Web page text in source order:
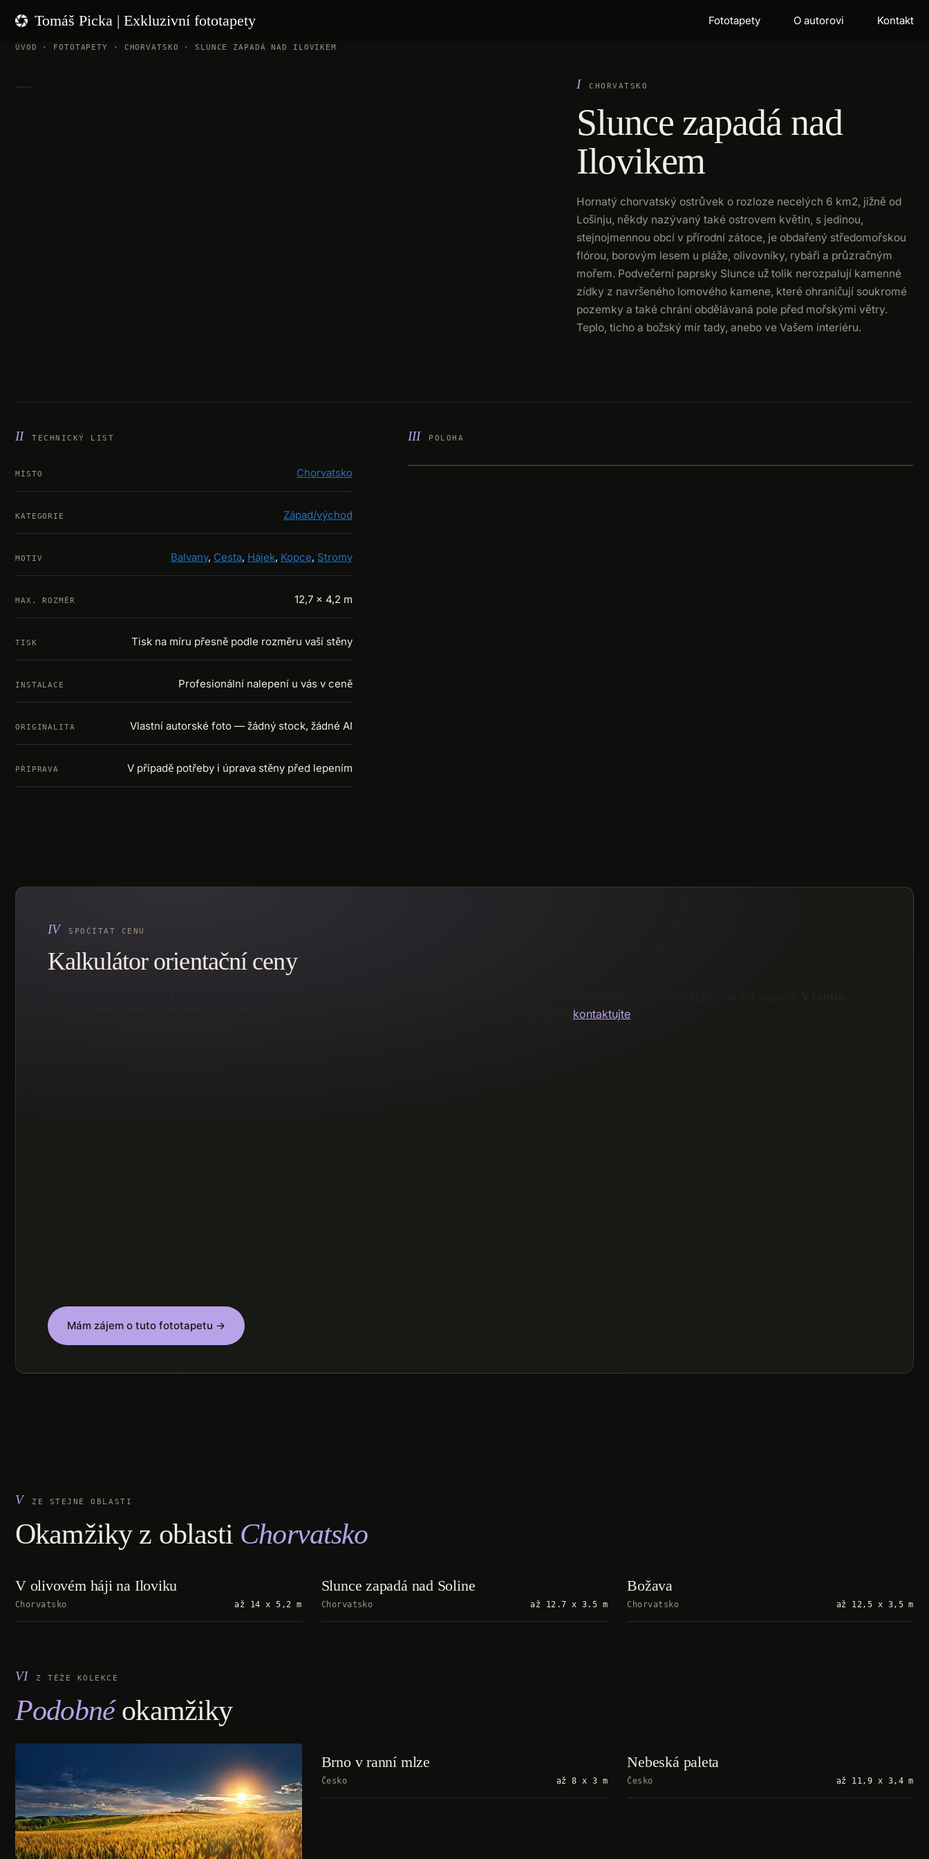
obsah
Tomáš Picka | Exkluzivní fototapety Fototapety O autorovi Kontakt
ÚVOD · FOTOTAPETY · CHORVATSKO ·SLUNCE ZAPADÁ NAD ILOVIKEM
CHORVATSKO
Slunce zapadá nad
Ilovikem
Hornatý chorvatský ostrůvek o rozloze necelých 6 km2, jižně od
Lošinju, někdy nazývaný také ostrovem květin, s jedinou,
stejnojmennou obcí v přírodní zátoce, je obdařený středomořskou
flórou, borovým lesem u pláže, olivovníky, rybáři a průzračným
mořem. Podvečerní paprsky Slunce už tolik nerozpalují kamenné
zídky z navršeného lomového kamene, které ohraničují soukromé
pozemky a také chrání obdělávaná pole před mořskými větry.
Teplo, ticho a božský mír tady, anebo ve Vašem interiéru.
TECHNICKÝ LIST
MÍSTO Chorvatsko
KATEGORIE Západ/východ
MOTIV Balvany, Cesta, Hájek, Kopce, Stromy
MAX. ROZMĚR 12,7 × 4,2 m
TISK Tisk na míru přesně podle rozměru vaší stěny
INSTALACE Profesionální nalepení u vás v ceně
ORIGINALITA Vlastní autorské foto — žádný stock, žádné AI
PŘÍPRAVA V případě potřeby i úprava stěny před lepením
POLOHA
SPOČÍTAT CENU
Kalkulátor orientační ceny
kontaktujte
Mám zájem o tuto fototapetu →
ZE STEJNÉ OBLASTI
Okamžiky z oblasti Chorvatsko
V olivovém háji na Iloviku
Chorvatsko až 14 x 5,2 m
Slunce zapadá nad Soline
Chorvatsko až 12.7 x 3.5 m
Božava
Chorvatsko až 12,5 x 3,5 m
Z TÉŽE KOLEKCE
Podobnéokamžiky
Brno v ranní mlze
Česko až 8 x 3 m
Nebeská paleta
Česko až 11,9 x 3,4 m